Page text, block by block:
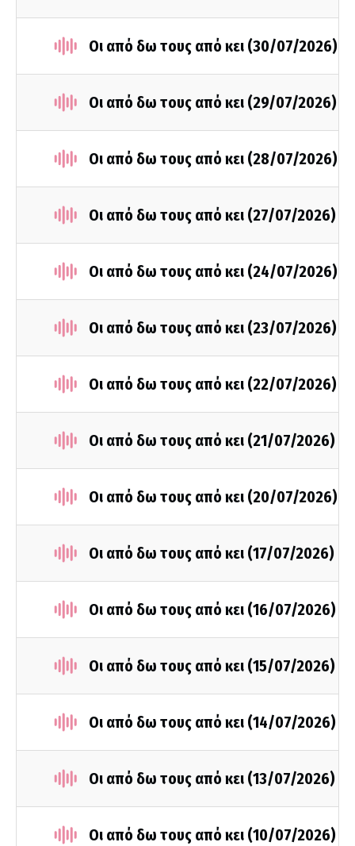
Οι από δω τους από κει (30/07/2026)
Οι από δω τους από κει (29/07/2026)
Οι από δω τους από κει (28/07/2026)
Οι από δω τους από κει (27/07/2026)
Οι από δω τους από κει (24/07/2026)
Οι από δω τους από κει (23/07/2026)
Οι από δω τους από κει (22/07/2026)
Οι από δω τους από κει (21/07/2026)
Οι από δω τους από κει (20/07/2026)
Οι από δω τους από κει (17/07/2026)
Οι από δω τους από κει (16/07/2026)
Οι από δω τους από κει (15/07/2026)
Οι από δω τους από κει (14/07/2026)
Οι από δω τους από κει (13/07/2026)
Οι από δω τους από κει (10/07/2026)